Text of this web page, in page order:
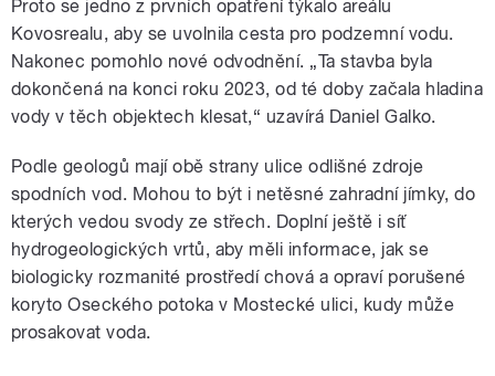
Proto se jedno z prvních opatření týkalo areálu
Kovosrealu, aby se uvolnila cesta pro podzemní vodu.
Nakonec pomohlo nové odvodnění. „Ta stavba byla
dokončená na konci roku 2023, od té doby začala hladina
vody v těch objektech klesat,“ uzavírá Daniel Galko.
Podle geologů mají obě strany ulice odlišné zdroje
spodních vod. Mohou to být i netěsné zahradní jímky, do
kterých vedou svody ze střech. Doplní ještě i síť
hydrogeologických vrtů, aby měli informace, jak se
biologicky rozmanité prostředí chová a opraví porušené
koryto Oseckého potoka v Mostecké ulici, kudy může
prosakovat voda.